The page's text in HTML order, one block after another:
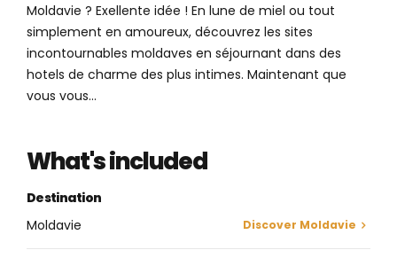
Moldavie ? Exellente idée ! En lune de miel ou tout
simplement en amoureux, découvrez les sites
incontournables moldaves en séjournant dans des
hotels de charme des plus intimes. Maintenant que
vous vous...
What's included
Destination
Moldavie
Discover Moldavie